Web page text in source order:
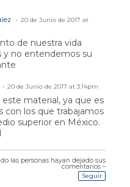
20 de Junio de 2017 at
de nuestra vida
no entendemos su
20 de Junio de 2017 at 3:14pm
material, ya que es
con los que trabajamos
superior en México.
las personas hayan dejado sus
comentarios –
Seguir